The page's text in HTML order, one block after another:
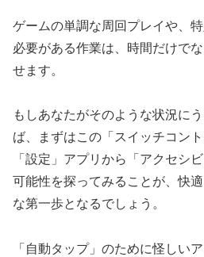
ゲームの単調な周回プレイや、
必要がある作業は、時間だけで
せます。
もしあなたがそのような状況に
ば、まずはこの「スイッチコン
「設定」アプリから「アクセシ
可能性を探ってみることが、快
な第一歩となるでしょう。
「自動タップ」のために怪しい